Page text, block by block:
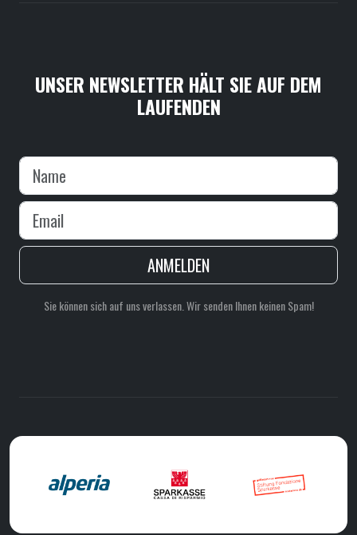
UNSER NEWSLETTER HÄLT SIE AUF DEM
LAUFENDEN
ANMELDEN
Sie können sich auf uns verlassen. Wir senden Ihnen keinen Spam!